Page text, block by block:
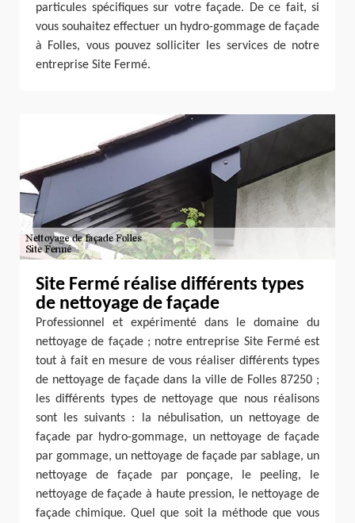
particules spécifiques sur votre façade. De ce fait, si
vous souhaitez effectuer un hydro-gommage de façade
à Folles, vous pouvez solliciter les services de notre
entreprise Site Fermé.
Site Fermé réalise différents types
de nettoyage de façade
Professionnel et expérimenté dans le domaine du
nettoyage de façade ; notre entreprise Site Fermé est
tout à fait en mesure de vous réaliser différents types
de nettoyage de façade dans la ville de Folles 87250 ;
les différents types de nettoyage que nous réalisons
sont les suivants : la nébulisation, un nettoyage de
façade par hydro-gommage, un nettoyage de façade
par gommage, un nettoyage de façade par sablage, un
nettoyage de façade par ponçage, le peeling, le
nettoyage de façade à haute pression, le nettoyage de
façade chimique. Quel que soit la méthode que vous